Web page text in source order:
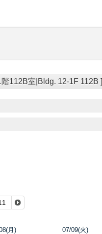
112B室|Bldg. 12-1F 112B ]
月) 07/09(火)